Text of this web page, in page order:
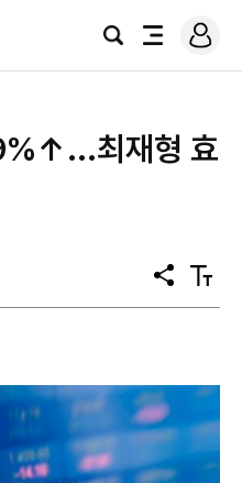
검
전
로
그
최재형 효
공
유
텍
스